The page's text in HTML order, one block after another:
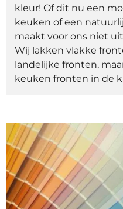
kleur! Of dit nu een
keuken of een
maakt voor ons niet
Wij lakken vlakke
landelijke fronten,
keuken fronten in de